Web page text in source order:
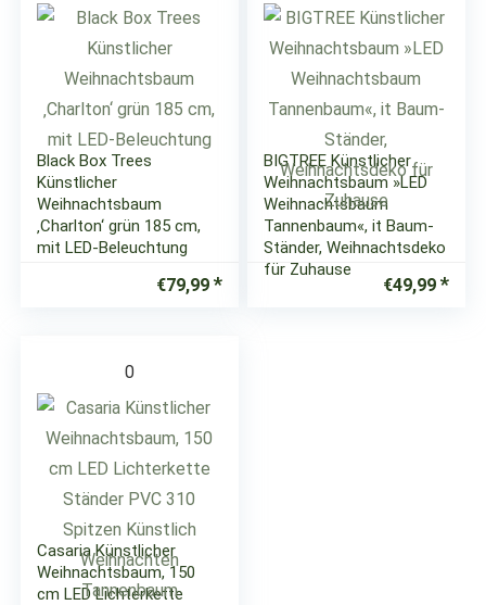
Black Box Trees
Künstlicher
Weihnachtsbaum
‚Charlton‘ grün 185 cm,
mit LED-Beleuchtung
€79,99
BIGTREE Künstlicher
Weihnachtsbaum »LED
Weihnachtsbaum
Tannenbaum«, it Baum-
Ständer, Weihnachtsdeko
für Zuhause
€49,99
0
Casaria Künstlicher
Weihnachtsbaum, 150
cm LED Lichterkette